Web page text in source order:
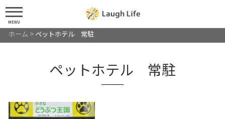
MENU
ホーム > ペットホテル 常駐
ペットホテル 常駐